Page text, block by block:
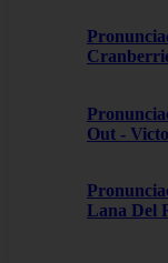
Out -
Lana Del